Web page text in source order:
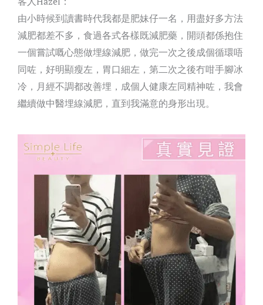
由小時候到讀書時代我都是肥妹仔一名，用盡好多方法
減肥都差不多，食過各式各樣既減肥藥，開頭都係抱住
一個嘗試嘅心態做埋線減肥，做完一次之後成個循環唔
同咗，好明顯瘦左，胃口細左，第二次之後冇咁手腳冰
冷，月經不調都改善埋，成個人健康左同精神咗，我會
繼續做中醫埋線減肥，直到我滿意的身形出現。